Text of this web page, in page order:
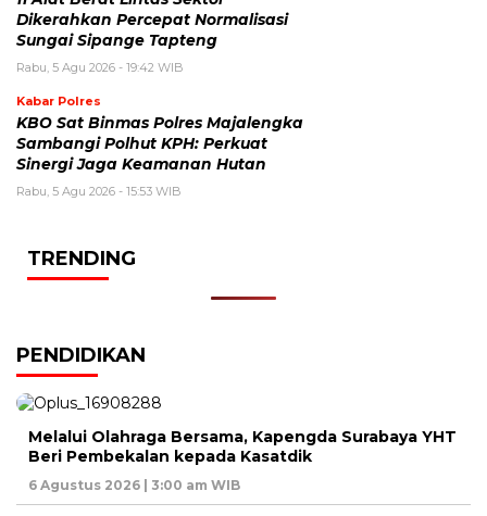
Dikerahkan Percepat Normalisasi
Sungai Sipange Tapteng
Rabu, 5 Agu 2026 - 19:42 WIB
Kabar Polres
KBO Sat Binmas Polres Majalengka
Sambangi Polhut KPH: Perkuat
Sinergi Jaga Keamanan Hutan
Rabu, 5 Agu 2026 - 15:53 WIB
TRENDING
PENDIDIKAN
Melalui Olahraga Bersama, Kapengda Surabaya YHT
Beri Pembekalan kepada Kasatdik
6 Agustus 2026 | 3:00 am WIB